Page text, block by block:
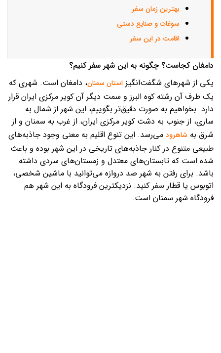
بهترین زمان سفر
سوغات و صنایع دستی
اقامت در این سفر
دامغان کجاست؟ چگونه به این شهر سفر کنیم؟
یکی از شهرهای شگفت‌انگیز استان سمنان، دامغان است. شهری که
یک طرف آن رشته کوه البرز و سمت دیگر آن کویر مرکزی ایران قرار
دارد. بخواهیم به ‌صورت دقیق‌تر بگوییم، این شهر از شمال به
ساری، از جنوب به دشت کویر مرکزی ایران، از غرب به سمنان و از
شرق به شاهرود می‌رسد. این تنوع اقلیم به معنی وجود جاذبه‌های
طبیعی متنوع در کنار جاذبه‌های تاریخی در این شهر بوده و باعث
شده است که تابستان‌های معتدل و زمستان‌های سردی داشته
باشد. برای رفتن به شهر صد دروازه می‌توانید با ماشین شخصی،
اتوبوس یا قطار سفر کنید. نزدیکترین فرودگاه به این شهر هم
فرودگاه شهر سمنان است.